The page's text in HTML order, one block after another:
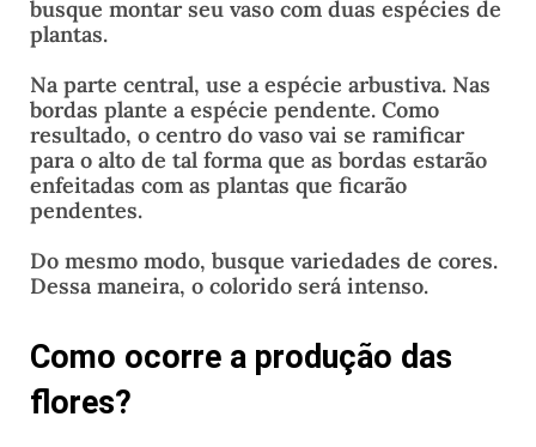
busque montar seu vaso com duas espécies de
plantas.
Na parte central, use a espécie arbustiva. Nas
bordas plante a espécie pendente. Como
resultado, o centro do vaso vai se ramificar
para o alto de tal forma que as bordas estarão
enfeitadas com as plantas que ficarão
pendentes.
Do mesmo modo, busque variedades de cores.
Dessa maneira, o colorido será intenso.
Como ocorre a produção das
flores?